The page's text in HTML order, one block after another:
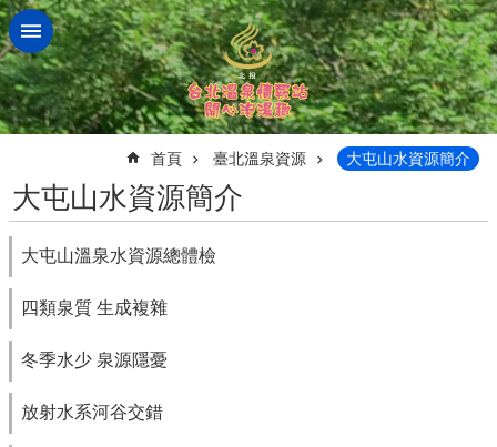
跳到主要內容區塊
首頁 臺北溫泉資源 大屯山水資源簡介
大屯山水資源簡介
大屯山溫泉水資源總體檢
四類泉質 生成複雜
冬季水少 泉源隱憂
放射水系河谷交錯